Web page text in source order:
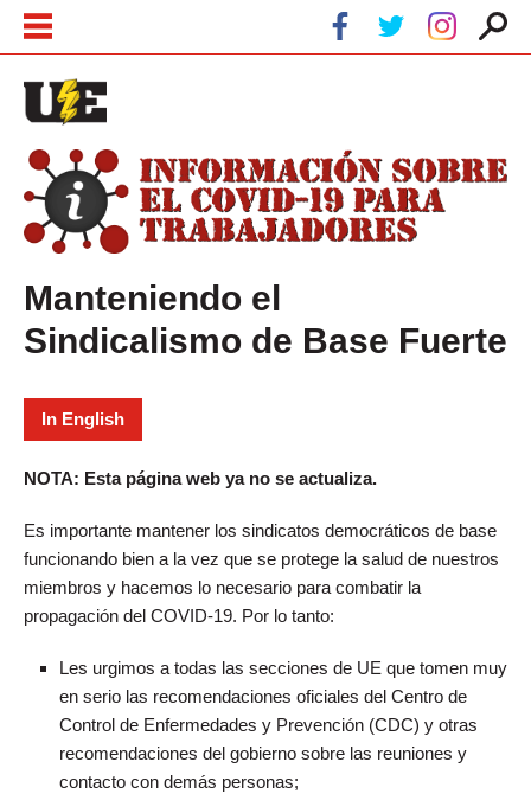
Manteniendo el
Sindicalismo de Base Fuerte
In English
NOTA: Esta página web ya no se actualiza.
Es importante mantener los sindicatos democráticos de base
funcionando bien a la vez que se protege la salud de nuestros
miembros y hacemos lo necesario para combatir la
propagación del COVID-19. Por lo tanto:
Les urgimos a todas las secciones de UE que tomen muy
en serio las recomendaciones oficiales del Centro de
Control de Enfermedades y Prevención (CDC) y otras
recomendaciones del gobierno sobre las reuniones y
contacto con demás personas;